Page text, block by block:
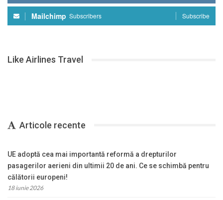
Mailchimp Subscribers Subscribe
Like Airlines Travel
Articole recente
UE adoptă cea mai importantă reformă a drepturilor
pasagerilor aerieni din ultimii 20 de ani. Ce se schimbă pentru
călătorii europeni!
18 iunie 2026